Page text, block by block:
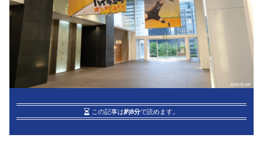
この記事は約8分で読めます。